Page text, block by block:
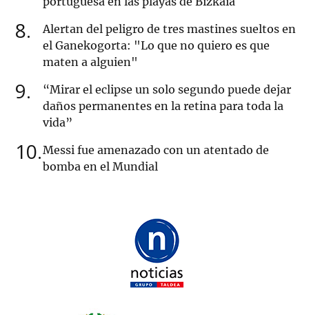
8
Alertan del peligro de tres mastines sueltos en
el Ganekogorta: "Lo que no quiero es que
maten a alguien"
9
“Mirar el eclipse un solo segundo puede dejar
daños permanentes en la retina para toda la
vida”
10 Messi fue amenazado con un atentado de
bomba en el Mundial